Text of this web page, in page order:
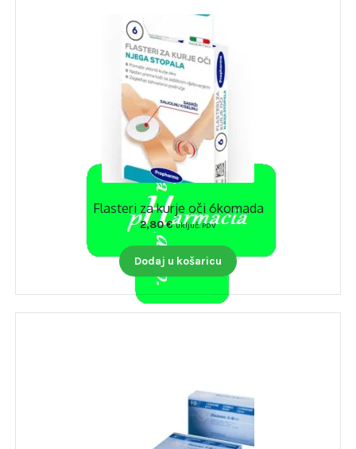
Flasteri za kurje oči 6komada
2,80€ uključ. PDV
Dodaj u košaricu